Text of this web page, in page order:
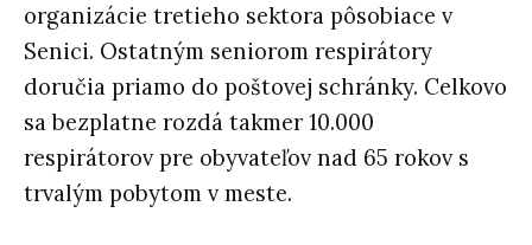
organizácie tretieho sektora pôsobiace v
Senici. Ostatným seniorom respirátory
doručia priamo do poštovej schránky. Celkovo
sa bezplatne rozdá takmer 10.000
respirátorov pre obyvateľov nad 65 rokov s
trvalým pobytom v meste.